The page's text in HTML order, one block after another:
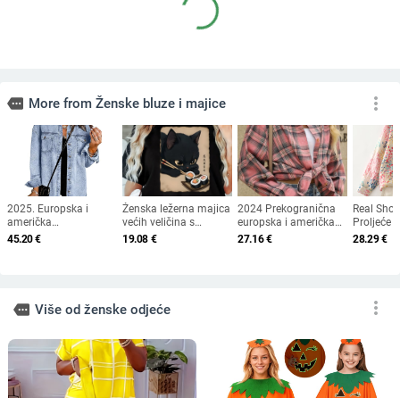
more More from Ženske bluze i majice
2025. Europska i
američka
prekogranična
jakna
45.20€
Ženska ležerna majica
većih veličina s
slatkim dizajnom crne
19.08 €
2024 Prekogranična
europska i američka
vanjska trgovina
27.16€
Real
Proljeće
28.29€
more_vert
more Više od ženske odjeće more_vert